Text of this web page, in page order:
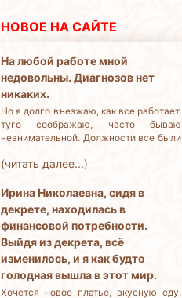
НОВОЕ НА САЙТЕ
На любой работе мной
недовольны. Диагнозов нет
никаких.
Но я долго въезжаю, как все работает,
туго соображаю, часто бываю
невнимательной. Должности все были
нет. Но работать и жить на что-то
(читать далее...)
Ирина Николаевна, сидя в
декрете, находилась в
финансовой потребности.
Выйдя из декрета, всё
изменилось, и я как будто
голодная вышла в этот мир.
Хочется новое платье, вкусную еду,